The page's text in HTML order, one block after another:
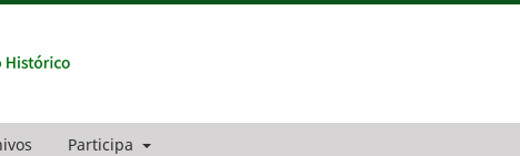
Participa